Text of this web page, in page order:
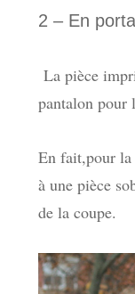
2 – En
La pièce
pantalon pour
En fait,pour la
à une pièce
de la coupe.